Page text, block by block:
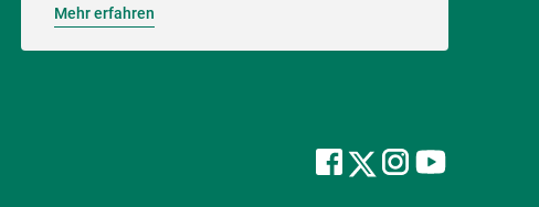
Mehr erfahren